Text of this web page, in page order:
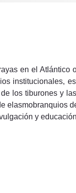
en el
institucionales,
los tiburones y
elasmobranquios
y